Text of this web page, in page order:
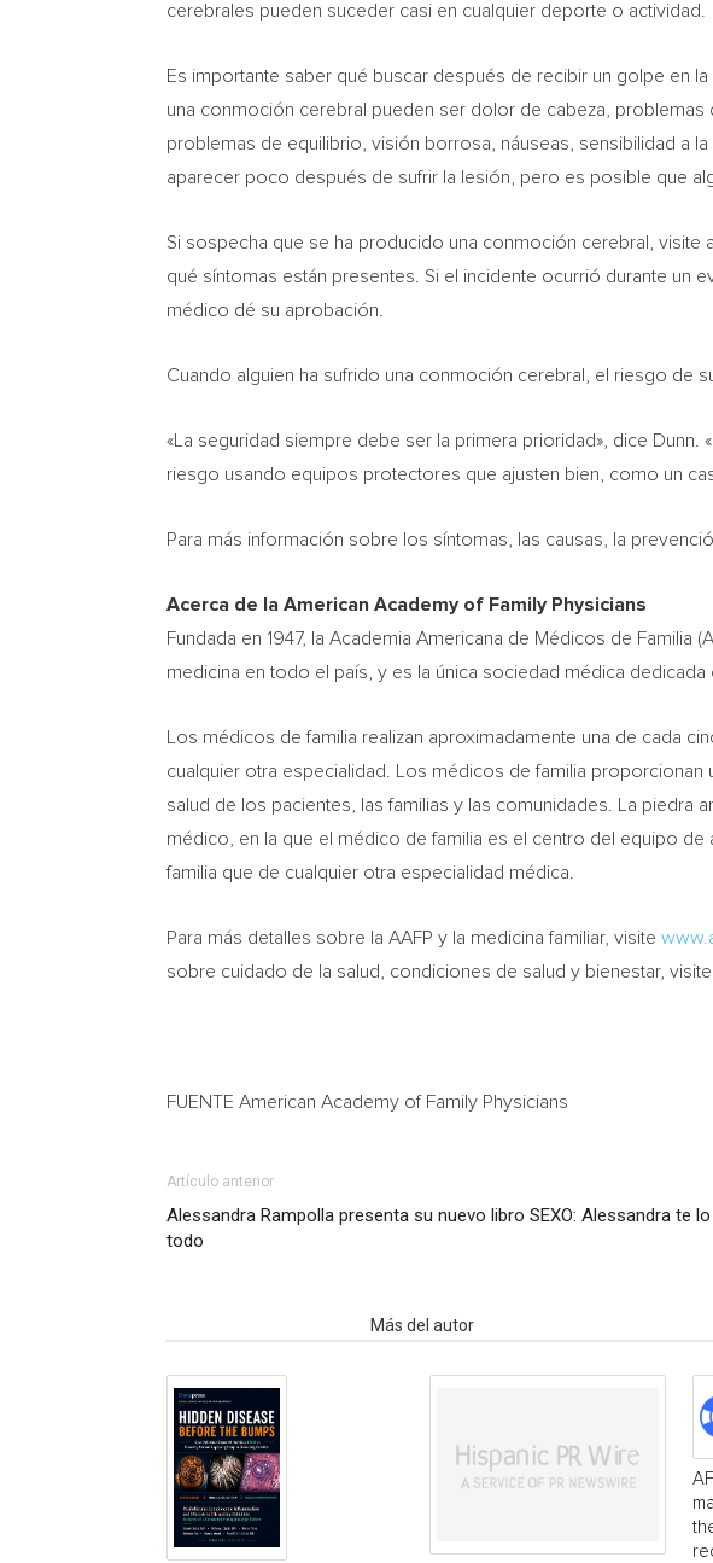
cerebrales pueden suceder casi en cualquier deporte o actividad.
Es importante saber qué buscar después de recibir un golpe en
una conmoción cerebral pueden ser dolor de cabeza,
problemas de equilibrio, visión borrosa, náuseas, sensibilidad a
aparecer poco después de sufrir la lesión, pero es posible que
Si sospecha que se ha producido una conmoción cerebral,
qué síntomas están presentes. Si el incidente ocurrió durante un
médico dé su aprobación.
Cuando alguien ha sufrido una conmoción cerebral, el riesgo de
«La seguridad siempre debe ser la primera prioridad», dice
riesgo usando equipos protectores que ajusten bien, como un
Para más información sobre los síntomas, las causas, la
Acerca de la American Academy of Family Physicians
Fundada en 1947, la Academia Americana de Médicos de
medicina en todo el país, y es la única sociedad médica dedicada
Los médicos de familia realizan aproximadamente una de cada
cualquier otra especialidad. Los médicos de familia
salud de los pacientes, las familias y las comunidades. La piedra
médico, en la que el médico de familia es el centro del equipo
familia que de cualquier otra especialidad médica.
Para más detalles sobre la AAFP y la medicina familiar, visite
sobre cuidado de la salud, condiciones de salud y bienestar,
FUENTE American Academy of Family Physicians
Artículo anterior
Alessandra Rampolla presenta su nuevo libro SEXO: Alessandra te
todo
Más del autor